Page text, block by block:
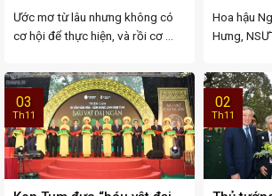
Ước mơ từ lâu nhưng không có
cơ hội để thực hiện, và rồi cơ ...
Hoa hậu
Hưng,
03
Th11
02
Th11